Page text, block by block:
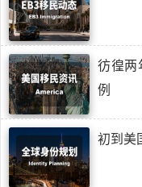
彷徨两
例
初到美